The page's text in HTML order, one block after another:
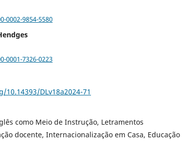
9854-5580
7326-0223
DLv18a2024-71
como Meio de Instrução, Letramentos
docente, Internacionalização em Casa, Educação